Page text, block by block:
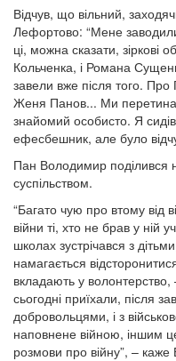
Відчув, що вільний,
Лефортово: “Мене
ці, можна сказати, зіркові
Кольченка, і Романа
завели вже після того.
Женя Панов... Ми
знайомий особисто. Я сидів
ефесбешник, але було
Пан Володимир
суспільством.
“Багато чую про втому від
війни ті, хто не брав у ній
школах зустрічався з
намагається
вкладають у волонтерство,
сьогодні приїхали, після
добровольцями, і з
наповнене війною, іншим
розмови про війну”, – каже